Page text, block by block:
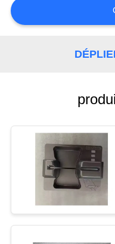
DEMANDEZ
UNE
CITATION
SITE
PRIVACY
POLICY